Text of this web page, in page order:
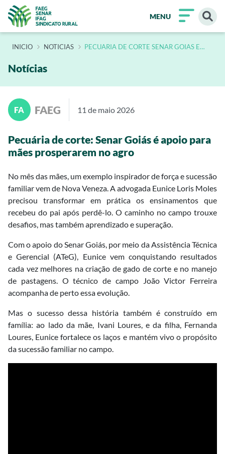
MENU
INÍCIO NOTICIAS PECUARIA DE CORTE SENAR GOIAS E
Notícias
FA FAEG 11 de maio 2026
Pecuária de corte: Senar Goiás é apoio para
mães prosperarem no agro
No mês das mães, um exemplo inspirador de força e sucessão
familiar vem de Nova Veneza. A advogada Eunice Loris Moles
precisou transformar em prática os ensinamentos que
recebeu do pai após perdê-lo. O caminho no campo trouxe
desafios, mas também aprendizado e superação.
Com o apoio do Senar Goiás, por meio da Assistência Técnica
e Gerencial (ATeG), Eunice vem conquistando resultados
cada vez melhores na criação de gado de corte e no manejo
de pastagens. O técnico de campo João Victor Ferreira
acompanha de perto essa evolução.
Mas o sucesso dessa história também é construído em
família: ao lado da mãe, Ivani Loures, e da filha, Fernanda
Loures, Eunice fortalece os laços e mantém vivo o propósito
da sucessão familiar no campo.